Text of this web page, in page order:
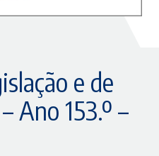
e de
Ano 153.º –